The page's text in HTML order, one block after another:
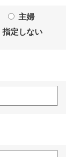
主婦
指定しない